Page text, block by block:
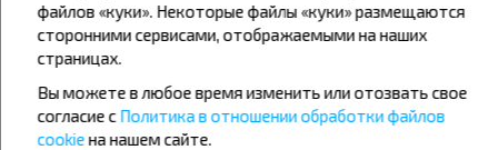
07
+18°C
+20°C День
08
+18°C День
09
+20°C
файлов «куки». Некоторые файлы «куки» размещаются
сторонними сервисами, отображаемыми на наших
страницах.
Вы можете в любое время изменить или отозвать свое
согласие сПолитика в отношении обработки файлов
cookieна нашем сайте.